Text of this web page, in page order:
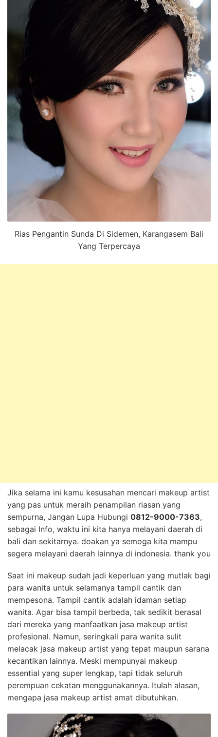
Rias Pengantin Sunda Di Sidemen, Karangasem Bali
Yang Terpercaya
Jika selama ini kamu kesusahan mencari makeup artist
yang pas untuk meraih penampilan riasan yang
sempurna, Jangan Lupa Hubungi 0812-9000-7363,
sebagai Info, waktu ini kita hanya melayani daerah di
bali dan sekitarnya. doakan ya semoga kita mampu
segera melayani daerah lainnya di indonesia. thank you
Saat ini makeup sudah jadi keperluan yang mutlak bagi
para wanita untuk selamanya tampil cantik dan
mempesona. Tampil cantik adalah idaman setiap
wanita. Agar bisa tampil berbeda, tak sedikit berasal
dari mereka yang manfaatkan jasa makeup artist
profesional. Namun, seringkali para wanita sulit
melacak jasa makeup artist yang tepat maupun sarana
kecantikan lainnya. Meski mempunyai makeup
essential yang super lengkap, tapi tidak seluruh
perempuan cekatan menggunakannya. Itulah alasan,
mengapa jasa makeup artist amat dibutuhkan.